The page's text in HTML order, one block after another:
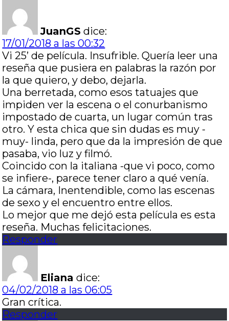
JuanGS dice:
17/01/2018 a las 00:32
Vi 25’ de película. Insufrible. Quería leer una
reseña que pusiera en palabras la razón por
la que quiero, y debo, dejarla.
Una berretada, como esos tatuajes que
impiden ver la escena o el conurbanismo
impostado de cuarta, un lugar común tras
otro. Y esta chica que sin dudas es muy -
muy- linda, pero que da la impresión de que
pasaba, vio luz y filmó.
Coincido con la italiana -que vi poco, como
se infiere-, parece tener claro a qué venía.
La cámara, Inentendible, como las escenas
de sexo y el encuentro entre ellos.
Lo mejor que me dejó esta película es esta
reseña. Muchas felicitaciones.
Responder
Eliana dice:
04/02/2018 a las 06:05
Gran crítica.
Responder